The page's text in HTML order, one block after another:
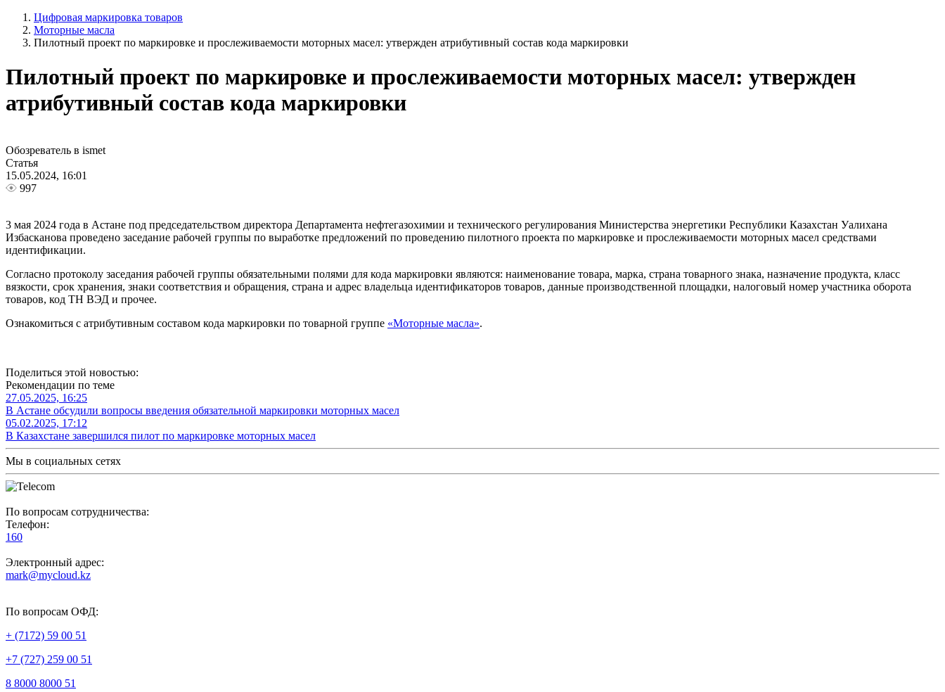
Цифровая маркировка товаров
Моторные масла
Пилотный проект по маркировке и прослеживаемости моторных масел: утвержден атрибутивный состав кода маркировки
Пилотный проект по маркировке и прослеживаемости моторных масел: утвержден
атрибутивный состав кода маркировки
Обозреватель в ismet
Статья
15.05.2024, 16:01
997
3 мая 2024 года в Астане под председательством директора Департамента нефтегазохимии и технического регулирования Министерства энергетики Республики Казахстан Уалихана
Избасканова проведено заседание рабочей группы по выработке предложений по проведению пилотного проекта по маркировке и прослеживаемости моторных масел средствами
идентификации.
Согласно протоколу заседания рабочей группы обязательными полями для кода маркировки являются: наименование товара, марка, страна товарного знака, назначение продукта, класс
вязкости, срок хранения, знаки соответствия и обращения, страна и адрес владельца идентификаторов товаров, данные производственной площадки, налоговый номер участника оборота
товаров, код ТН ВЭД и прочее.
Ознакомиться с атрибутивным составом кода маркировки по товарной группе «Моторные масла».
Поделиться этой новостью:
Рекомендации по теме
27.05.2025, 16:25
В Астане обсудили вопросы введения обязательной маркировки моторных масел
05.02.2025, 17:12
В Казахстане завершился пилот по маркировке моторных масел
Мы в социальных сетях
По вопросам сотрудничества:
Телефон:
160
Электронный адрес:
mark@mycloud.kz
По вопросам ОФД:
+ (7172) 59 00 51
+7 (727) 259 00 51
8 8000 8000 51